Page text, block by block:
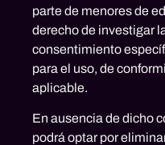
parte de menores de
derecho de investigar
consentimiento
para el uso, de
aplicable.
En ausencia de dicho
podrá optar por